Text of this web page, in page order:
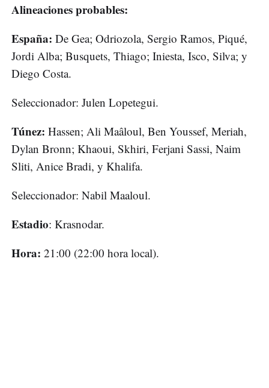
Alineaciones probables:
España: De Gea; Odriozola, Sergio Ramos, Piqué,
Jordi Alba; Busquets, Thiago; Iniesta, Isco, Silva; y
Diego Costa.
Seleccionador: Julen Lopetegui.
Túnez: Hassen; Ali Maâloul, Ben Youssef, Meriah,
Dylan Bronn; Khaoui, Skhiri, Ferjani Sassi, Naim
Sliti, Anice Bradi, y Khalifa.
Seleccionador: Nabil Maaloul.
Estadio: Krasnodar.
Hora: 21:00 (22:00 hora local).